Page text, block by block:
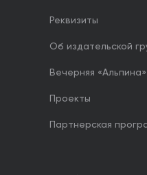
Реквизиты
Об издательской
Вечерняя «Альпина»
Проекты
Партнерская